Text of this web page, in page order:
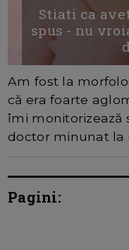
Stiati ca
spus - nu
Am fost la
că era foarte
îmi monitorizează
doctor minunat la
Pagini: